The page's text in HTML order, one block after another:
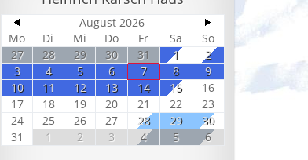
August 2026
Mo
Di Mi Do Fr Sa
So
27
28 29 30 31 1
2
3
4 5 6 7 8
9
10
11 12 13 14 15
16
17
18 19 20 21 22
23
24
25 26 27 28 29
30
31
1 2 3 4 5 6